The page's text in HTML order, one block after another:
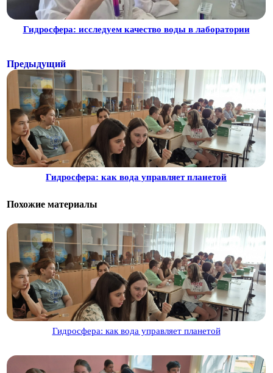
Гидросфера: исследуем качество воды в лаборатории
Предыдущий
Гидросфера: как вода управляет планетой
Похожие материалы
Гидросфера: как вода управляет планетой